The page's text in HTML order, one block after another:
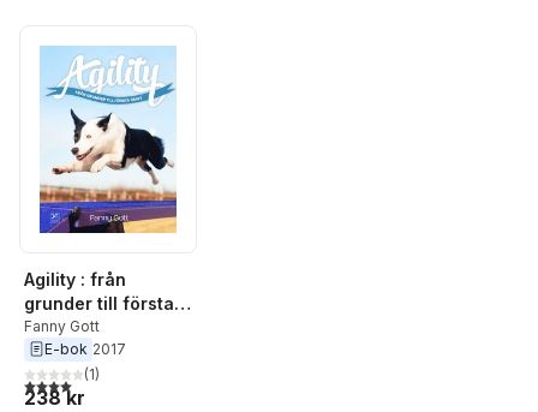
Agility : från
grunder till första
start
Fanny Gott
E-bok 2017
4,0utav 5 stjärnor. Totalt antal röster:
(1)
238 kr